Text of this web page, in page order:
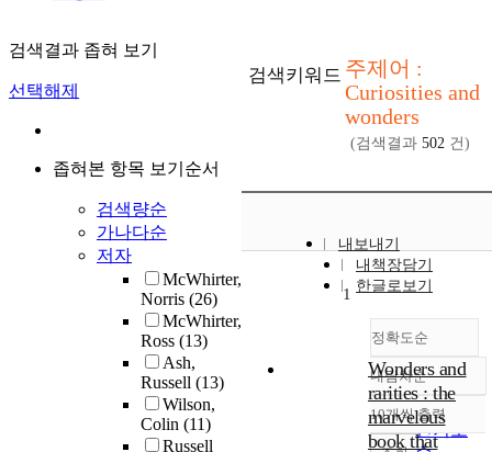
검색결과 좁혀 보기
선택해제
좁혀본 항목 보기순서
검색량순
가나다순
저자
McWhirter,
Norris (26)
McWhirter,
Ross (13)
Ash,
Russell (13)
Wilson,
Colin (11)
Russell
검색키워드 주제어 :
Curiosities and
wonders
(검색결과 502 건)
내보내기
내책장담기
한글로보기
정확도순
정확도
순
인기도
내림차순
내림차순
10개씩 출력
1
Wonders and
rarities : the
marvelous
book that